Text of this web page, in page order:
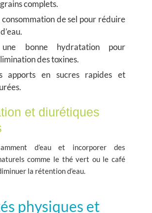
complets.
de sel pour réduire
bonne hydratation pour
des toxines.
apports en sucres rapides et
et diurétiques
d’eau et incorporer des
comme le thé vert ou le café
la rétention d’eau.
physiques et